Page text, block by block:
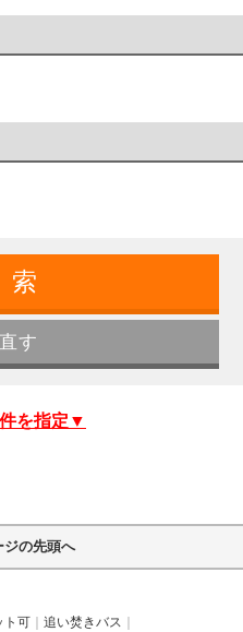
を指定▼
ジの先頭へ
ト可
追い焚きバス